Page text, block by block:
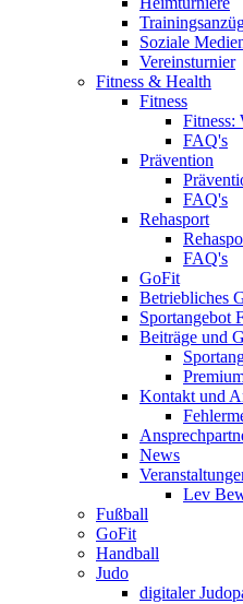
Soziale
Vereinsturnier
Fitness & Health
Fitness
Fitness:
FAQ's
Prävention
FAQ's
Rehasport
FAQ's
GoFit
Betriebliches
Sportangebot
Beiträge und
Kontakt und
News
Lev
Fußball
GoFit
Handball
Judo
digitaler